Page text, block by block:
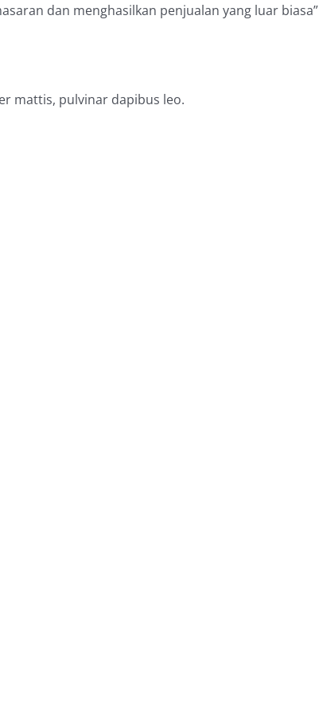
dan menghasilkan penjualan yang luar biasa”
mattis, pulvinar dapibus leo.